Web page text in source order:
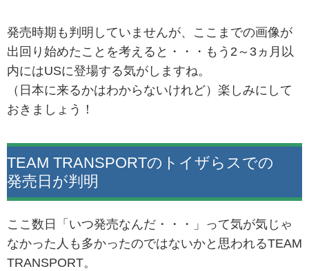
発売時期も判明していませんが、ここまでの画像が
出回り始めたことを考えると・・・もう2～3ヵ月以
内にはUSに登場する気がしますね。
（日本に来るかはわからないけれど）楽しみにして
おきましょう！
TEAM TRANSPORTのトイザらスでの
発売日が判明
ここ数日「いつ発売なんだ・・・」って気が気じゃ
なかった人も多かったのではないかと思われるTEAM
TRANSPORT。